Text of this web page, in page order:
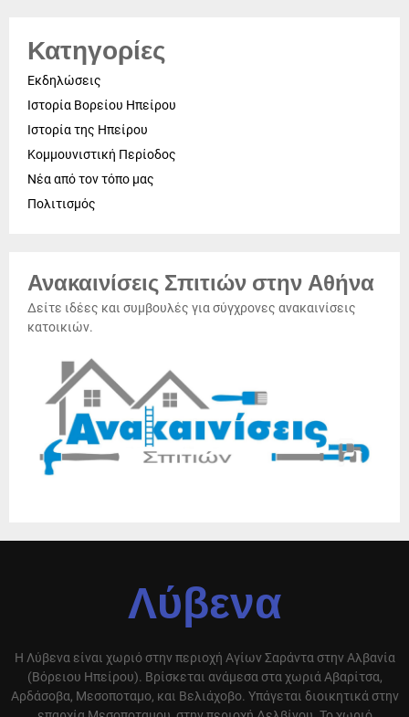
Κατηγορίες
Εκδηλώσεις
Ιστορία Βορείου Ηπείρου
Ιστορία της Ηπείρου
Κομμουνιστική Περίοδος
Νέα από τον τόπο μας
Πολιτισμός
Ανακαινίσεις Σπιτιών στην Αθήνα
Δείτε ιδέες και συμβουλές για σύγχρονες ανακαινίσεις
κατοικιών.
Λύβενα
Η Λύβενα είναι χωριό στην περιοχή Αγίων Σαράντα στην Αλβανία
(Βόρειου Ηπείρου). Βρίσκεται ανάμεσα στα χωριά Αβαρίτσα,
Αρδάσοβα, Μεσοποταμο, και Βελιάχοβο. Υπάγεται διοικητικά στην